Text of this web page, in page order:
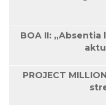
BOA II: „Absentia
PROJECT